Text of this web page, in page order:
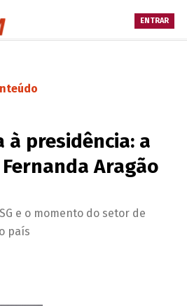
ENTRAR
à presidência: a
Aragão
e o momento do setor de
país